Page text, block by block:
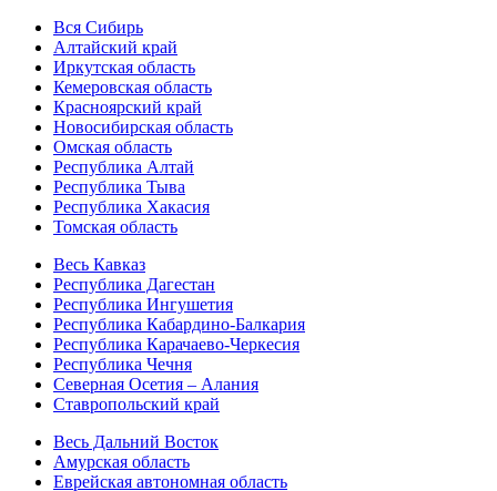
Вся Сибирь
Алтайский край
Иркутская область
Кемеровская область
Красноярский край
Новосибирская область
Омская область
Республика Алтай
Республика Тыва
Республика Хакасия
Томская область
Весь Кавказ
Республика Дагестан
Республика Ингушетия
Республика Кабардино-Балкария
Республика Карачаево-Черкесия
Республика Чечня
Северная Осетия – Алания
Ставропольский край
Весь Дальний Восток
Амурская область
Еврейская автономная область